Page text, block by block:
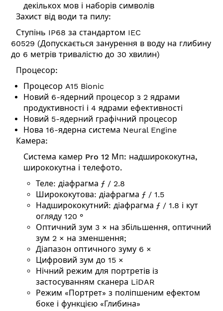
декількох мов і наборів символів
Захист від води та пилу:
Ступінь IP68 за стандартом IEC
60529 (Допускається занурення в воду на глибину
до 6 метрів тривалістю до 30 хвилин)
Процесор:
Процесор A15 Bionic
Новий 6-ядерний процесор з 2 ядрами
продуктивності і 4 ядрами ефективності
Новий 5-ядерний графічний процесор
Нова 16-ядерна система Neural Engine
Камера:
Система камер Pro 12 Мп: надширококутна,
ширококутна і телефото.
Теле: діафрагма ƒ / 2.8
Ширококутова: діафрагма ƒ / 1.5
Надширококутний: діафрагма ƒ / 1.8 і кут
огляду 120 °
Оптичний зум 3 × на збільшення, оптичний
зум 2 × на зменшення;
Діапазон оптичного зуму 6 ×
Цифровий зум до 15 ×
Нічний режим для портретів із
застосуванням сканера LiDAR
Режим «Портрет» з поліпшеним ефектом
боке і функцією «Глибина»